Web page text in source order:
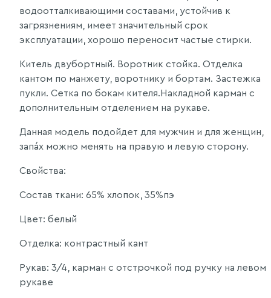
водоотталкивающими составами, устойчив к
загрязнениям, имеет значительный срок
эксплуатации, хорошо переносит частые стирки.
Китель двубортный. Воротник стойка. Отделка
кантом по манжету, воротнику и бортам. Застежка
пукли. Сетка по бокам кителя.Накладной карман с
дополнительным отделением на рукаве.
Данная модель подойдет для мужчин и для женщин,
запа́х можно менять на правую и левую сторону.
Свойства:
Состав ткани: 65% хлопок, 35%пэ
Цвет: белый
Отделка: контрастный кант
Рукав: 3/4, карман с отстрочкой под ручку на левом
рукаве